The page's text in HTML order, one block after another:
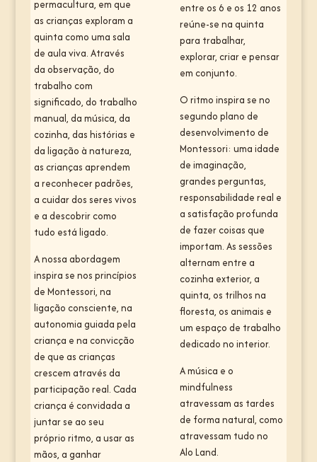
permacultura, em que
as crianças exploram a
quinta como uma sala
de aula viva. Através
da observação, do
trabalho com
significado, do trabalho
manual, da música, da
cozinha, das histórias e
da ligação à natureza,
as crianças aprendem
a reconhecer padrões,
a cuidar dos seres vivos
e a descobrir como
tudo está ligado.
A nossa abordagem
inspira se nos princípios
de Montessori, na
ligação consciente, na
autonomia guiada pela
criança e na convicção
de que as crianças
crescem através da
participação real. Cada
criança é convidada a
juntar se ao seu
próprio ritmo, a usar as
mãos, a ganhar
entre os 6 e os 12 anos
reúne-se na quinta
para trabalhar,
explorar, criar e pensar
em conjunto.
O ritmo inspira se no
segundo plano de
desenvolvimento de
Montessori: uma idade
de imaginação,
grandes perguntas,
responsabilidade real e
a satisfação profunda
de fazer coisas que
importam. As sessões
alternam entre a
cozinha exterior, a
quinta, os trilhos na
floresta, os animais e
um espaço de trabalho
dedicado no interior.
A música e o
mindfulness
atravessam as tardes
de forma natural, como
atravessam tudo no
Alo Land.